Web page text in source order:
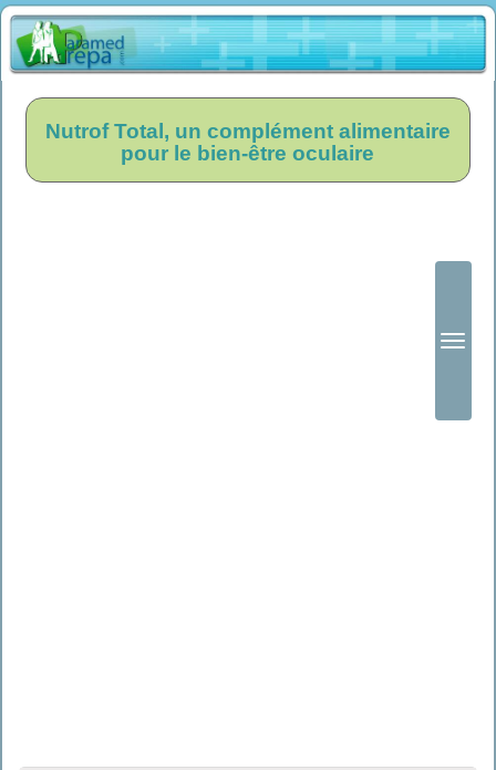
Ouvrir
Nutrof Total, un complément alimentaire
pour le bien-être oculaire